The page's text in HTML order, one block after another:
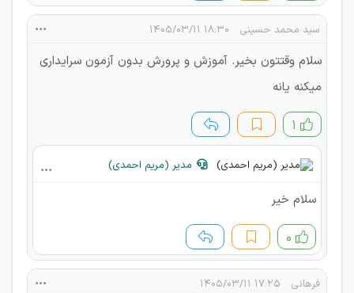
سید محمد حسینی ۱۸:۳۰ ۱۴۰۵/۰۳/۱۱
سلام وقتتون بخیر. آموزش و پرورش بدون آزمون سرایداری
میکنه یانه
۱
مدیر (مریم احمدی)
سلام خیر
۰
فرهانی ۱۷:۲۵ ۱۴۰۵/۰۳/۱۱